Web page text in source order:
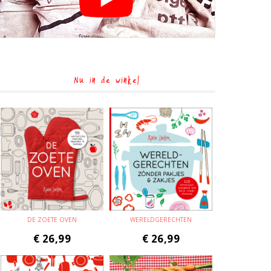
Nu in de winkel
DE ZOETE OVEN
€ 26,99
WERELDGERECHTEN
€ 26,99